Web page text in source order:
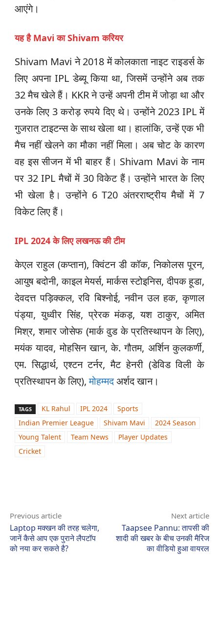
आएंगे।
यह है Mavi का Shivam करियर
Shivam Mavi ने 2018 में कोलकाता नाइट राइडर्स के
लिए अपना IPL डेब्यू किया था, जिसमें उन्होंने अब तक
32 मैच खेले हैं। KKR ने उन्हें अपनी टीम में जोड़ा था और
उनके लिए 3 करोड़ रुपये दिए थे। उन्होंने 2023 IPL में
गुजरात टाइटन्स के साथ खेला था। हालांकि, उन्हें एक भी
मैच नहीं खेलने का मौका नहीं मिला। अब चोट के कारण
वह इस सीजन में भी बाहर हैं। Shivam Mavi के नाम
पर 32 IPL मैचों में 30 विकेट हैं। उन्होंने भारत के लिए
भी खेला है। उन्होंने 6 T20 अंतरराष्ट्रीय मैचों में 7
विकेट लिए हैं।
IPL 2024 के लिए लखनऊ की टीम
केएल राहुल (कप्तान), क्विंटन डी कॉक, निकोलस पूरन,
आयुष बदोनी, काइल मेयर्स, मार्कस स्टोइनिस, दीपक हूडा,
देवदत्त पड़िक्कल, रवि बिश्नोई, नवीन उल हक, कृणाल
पंड्या, युध्वीर सिंह, प्रेरक मंकड़, यश ठाकुर, अमित
मिश्र, शमार जोसेफ (मार्क वुड के प्रतिस्थापन के लिए),
मयंक यादव, मोहसिन खान, के. गौतम, अर्शिन कुलकर्णी,
एम. सिद्धार्थ, एश्टन टर्नर, मैट हेनरी (डेविड विली के
प्रतिस्थापन के लिए),मोहम्मदअर्शद खान।
TAGS KL Rahul IPL 2024
Sports
Indian Premier League
Shivam Mavi
2024 Season
Young Talent
Team News
Player Updates
Cricket
Previous article
Laptop मक्खन की तरह चलेगा,
जानें कैसे आप एक पुराने लैपटॉप
को नया कर सकते है?
Next article
Taapsee Pannu: तापसी की
शादी की खबर के बीच उनकी मैरिज
का वीडियो हुआ वायरल